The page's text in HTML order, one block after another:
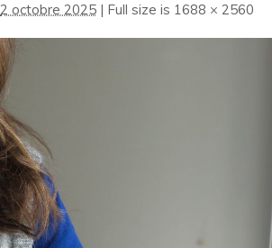
2 octobre 2025 | Full size is 1688 × 2560